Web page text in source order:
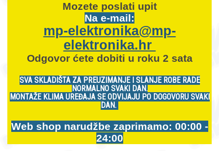
Mozete poslati upit
Na e-mail:
mp-elektronika@mp-
elektronika.hr
Odgovor ćete dobiti u roku 2 sata
SVA SKLADIŠTA ZA PREUZIMANJE I SLANJE ROBE RADE
NORMALNO SVAKI DAN.
MONTAŽE KLIMA UREĐAJA SE ODVIJAJU PO DOGOVORU SVAKI
DAN.
Web shop narudžbe zaprimamo: 00:00 -
24:00